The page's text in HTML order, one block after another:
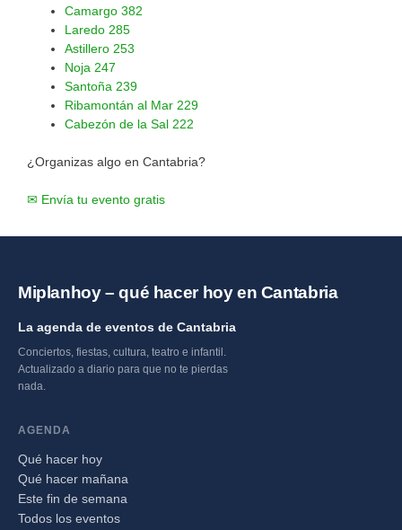
Camargo 382
Laredo 285
Astillero 253
Noja 247
Santoña 239
Ribamontán al Mar 229
Cabezón de la Sal 222
¿Organizas algo en Cantabria?
✉ Envía tu evento gratis
Miplanhoy – qué hacer hoy en Cantabria
La agenda de eventos de Cantabria
Conciertos, fiestas, cultura, teatro e infantil.
Actualizado a diario para que no te pierdas
nada.
AGENDA
Qué hacer hoy
Qué hacer mañana
Este fin de semana
Todos los eventos